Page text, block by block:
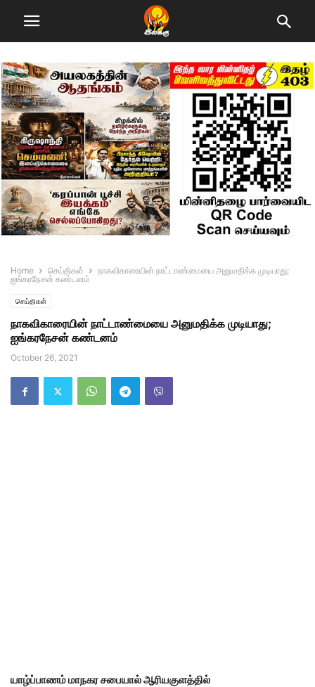
Home செய்திகள்
நாகவிகாரையின் நாட்டாண்மையை அனுமதிக்க முடியாது;
ஐங்கரநேசன் கண்டனம்
செய்திகள்
நாகவிகாரையின் நாட்டாண்மையை அனுமதிக்க முடியாது;
ஐங்கரநேசன் கண்டனம்
October 26, 2021
யாழ்ப்பாணம் மாநகர சபையால் ஆரியகுளத்தில்